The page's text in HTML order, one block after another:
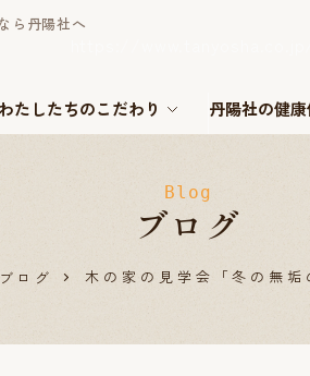
ら丹陽社へ
わたしたちのこだわり 丹陽社の健
Blog
ブログ
ブログ 木の家の見学会「冬の無